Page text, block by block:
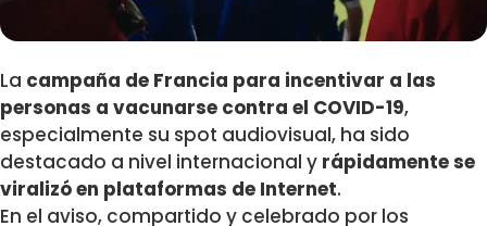
La campaña de Francia para incentivar a las
personas a vacunarse contra el COVID-19,
especialmente su spot audiovisual, ha sido
destacado a nivel internacional y rápidamente se
viralizó en plataformas de Internet.
En el aviso, compartido y celebrado por los